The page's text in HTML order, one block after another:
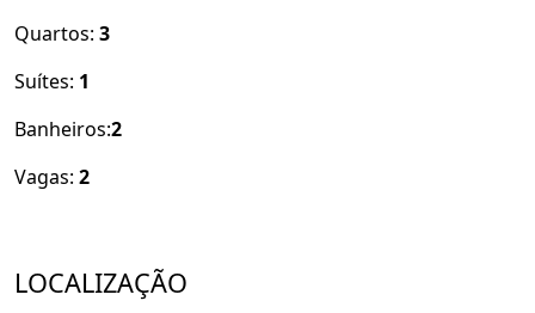
Quartos: 3
Suítes: 1
Banheiros:2
Vagas: 2
LOCALIZAÇÃO